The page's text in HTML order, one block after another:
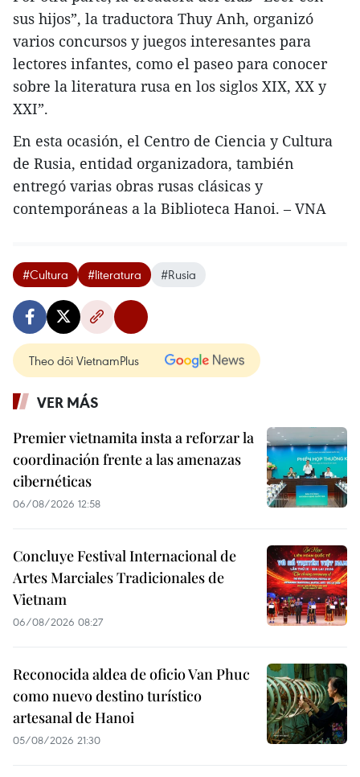
sus hijos”, la traductora Thuy Anh, organizó
varios concursos y juegos interesantes para
lectores infantes, como el paseo para conocer
sobre la literatura rusa en los siglos XIX, XX y
XXI”.
En esta ocasión, el Centro de Ciencia y Cultura
de Rusia, entidad organizadora, también
entregó varias obras rusas clásicas y
contemporáneas a la Biblioteca Hanoi. – VNA
#Cultura #literatura #Rusia
Theo dõi VietnamPlus
VER MÁS
Premier vietnamita insta a reforzar la
coordinación frente a las amenazas
cibernéticas
06/08/2026 12:58
Concluye Festival Internacional de
Artes Marciales Tradicionales de
Vietnam
06/08/2026 08:27
Reconocida aldea de oficio Van Phuc
como nuevo destino turístico
artesanal de Hanoi
05/08/2026 21:30